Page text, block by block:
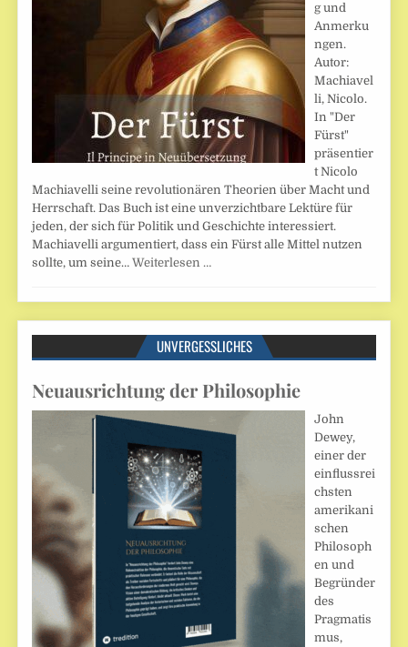
g und
Anmerku
ngen.
Autor:
Machiavel
li, Nicolo.
In "Der
Fürst"
präsentier
t Nicolo
Machiavelli seine revolutionären Theorien über Macht und
Herrschaft. Das Buch ist eine unverzichtbare Lektüre für
jeden, der sich für Politik und Geschichte interessiert.
Machiavelli argumentiert, dass ein Fürst alle Mittel nutzen
sollte, um seine…Weiterlesen …
UNVERGESSLICHES
Neuausrichtung der Philosophie
John
Dewey,
einer der
einflussrei
chsten
amerikani
schen
Philosoph
en und
Begründer
des
Pragmatis
mus,